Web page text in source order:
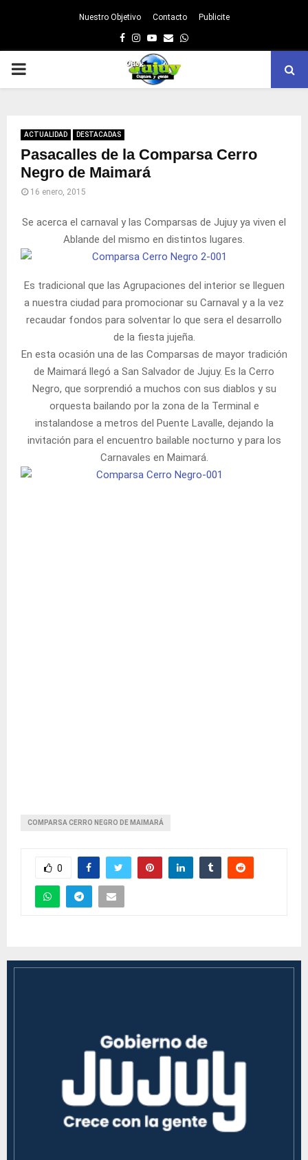
Nuestro Objetivo Contacto Publicite
Facebook
Instagram
Youtube
EmailWhatsapp
PRIMARY
ACTUALIDAD DESTACADAS
Pasacalles de la Comparsa Cerro
Negro de Maimará
16 enero, 2015
Se acerca el carnaval y las Comparsas de Jujuy ya viven el
Ablande del mismo en distintos lugares.
Es tradicional que las Agrupaciones del interior se lleguen
a nuestra ciudad para promocionar su Carnaval y a la vez
recaudar fondos para solventar lo que sera el desarrollo
de la fiesta jujeña.
En esta ocasión una de las Comparsas de mayor tradición
de Maimará llegó a San Salvador de Jujuy. Es la Cerro
Negro, que sorprendió a muchos con sus diablos y su
orquesta bailando por la zona de la Terminal e
instalandose a metros del Puente Lavalle, dejando la
invitación para el encuentro bailable nocturno y para los
Carnavales en Maimará.
COMPARSA CERRO NEGRO DE MAIMARÁ
0